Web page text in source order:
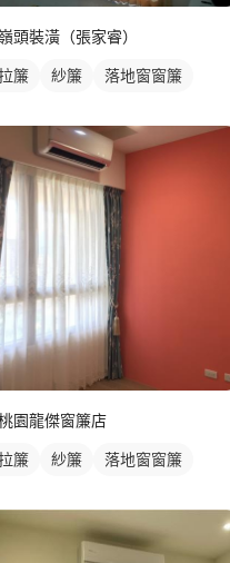
頭裝潢（張家睿）
簾 紗簾 落地窗窗簾
園龍傑窗簾店
簾 紗簾 落地窗窗簾